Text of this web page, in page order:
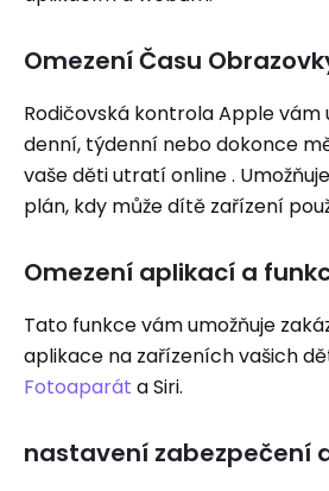
Omezení Času
Rodičovská kontrola Apple vám
denní, týdenní nebo dokonce
vaše děti utratí online .
plán, kdy může dítě zařízení
Omezení aplikací a
Tato funkce vám umožňuje
aplikace na zařízeních vašich
Fotoaparát a Siri.
nastavení zabezpečení